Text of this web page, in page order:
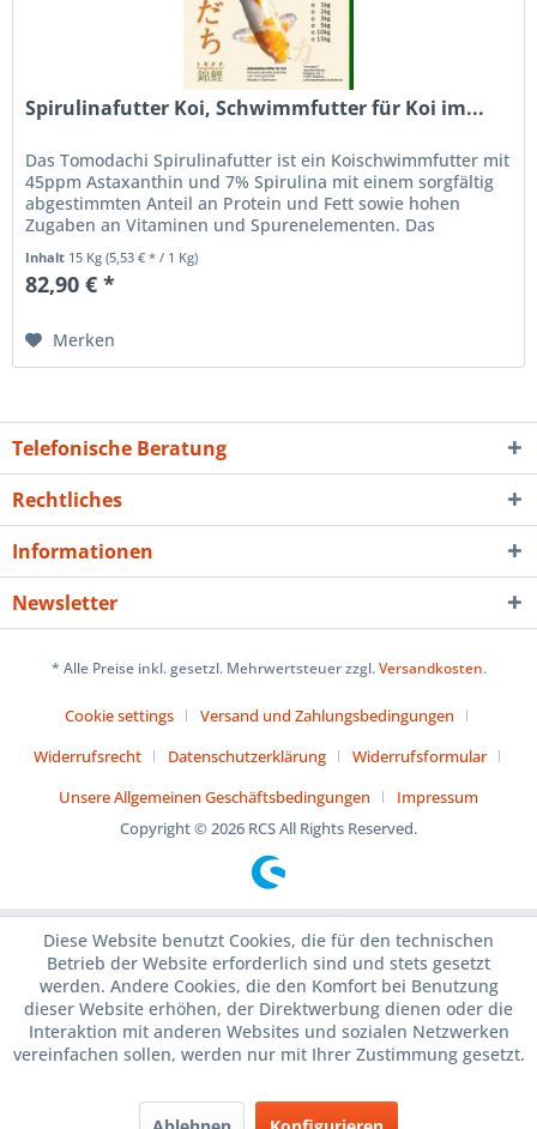
Spirulinafutter Koi, Schwimmfutter für Koi im...
Das Tomodachi Spirulinafutter ist ein Koischwimmfutter mit
45ppm Astaxanthin und 7% Spirulina mit einem sorgfältig
abgestimmten Anteil an Protein und Fett sowie hohen
Zugaben an Vitaminen und Spurenelementen. Das
Inhalt 15 Kg(5,53 € * / 1 Kg)
82,90 € *
Merken
Telefonische Beratung
Rechtliches
Informationen
Newsletter
* Alle Preise inkl. gesetzl. Mehrwertsteuer zzgl.Versandkosten.
Cookie settings
Versand und Zahlungsbedingungen
Widerrufsrecht
Datenschutzerklärung
Widerrufsformular
Unsere Allgemeinen Geschäftsbedingungen
Impressum
Copyright © 2026 RCS All Rights Reserved.
Diese Website benutzt Cookies, die für den technischen
Betrieb der Website erforderlich sind und stets gesetzt
werden. Andere Cookies, die den Komfort bei Benutzung
dieser Website erhöhen, der Direktwerbung dienen oder die
Interaktion mit anderen Websites und sozialen Netzwerken
vereinfachen sollen, werden nur mit Ihrer Zustimmung gesetzt.